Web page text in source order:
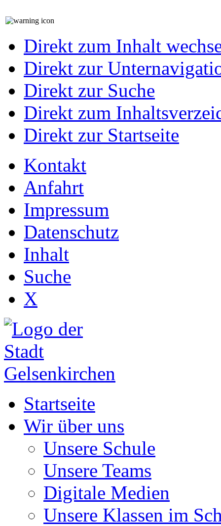
Direkt zum Inhalt
Direkt zur
Direkt zur Suche
Direkt zum
Direkt zur Startseite
Kontakt
Anfahrt
Impressum
Datenschutz
Inhalt
Suche
X
Startseite
Wir über uns
Unsere Schule
Unsere Teams
Digitale Medien
Unsere Klassen im